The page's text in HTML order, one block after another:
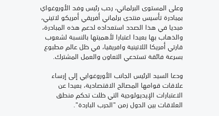
وعلى المستوى البرلماني، رحب رئيس وفد الأوروغواي
بمبادرة تأسيس منتدى برلماني أفريقي أمريكو لاتيني،
مبديا في هذا الصدد استعداده لدعم هذه المبادرة،
والذهاب بها بعيدا اعتبارا لأهميتها بالنسبة لشعوب
قارتي أمريكا اللاتينية وافريقيا، في ظل عالم مطبوع
بسرعة فائقة تستدعي التعاون والعمل المشترك.
ودعا السيد الرئيس الجانب الأوروغوايي إلى إرساء
علاقات قوامها المصالح الاقتصادية، بعيدا عن
الاعتبارات الإيديولوجية التي ظلت تحكم منطق
العلاقات بين الدول زمن "الحرب الباردة".